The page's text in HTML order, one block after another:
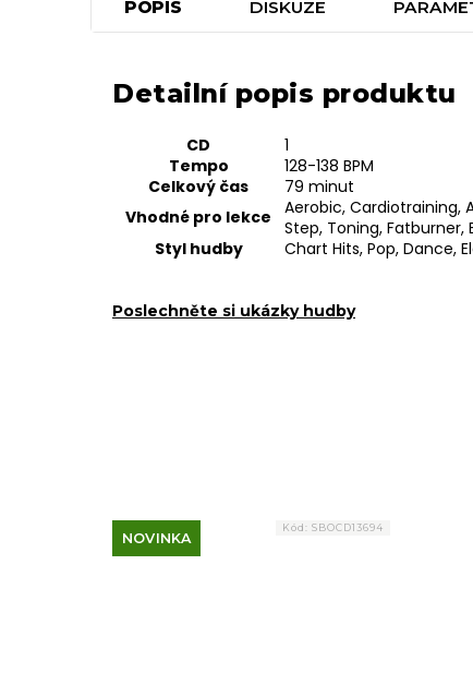
POPIS DISKUZE
Detailní popis produktu
CD
1
Tempo
128-138 BPM
Celkový čas
79 minut
Vhodné pro lekce
Aerobic, Cardiotraining,
Step, Toning, Fatburner,
Styl hudby
Chart Hits, Pop, Dance,
Poslechněte si ukázky hudby
NOVINKA
Kód: SBOCD13694